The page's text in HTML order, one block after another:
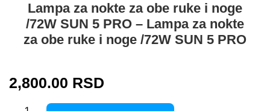
Lampa za nokte za obe ruke i noge
/72W SUN 5 PRO – Lampa za nokte
za obe ruke i noge /72W SUN 5 PRO
2,800.00 RSD